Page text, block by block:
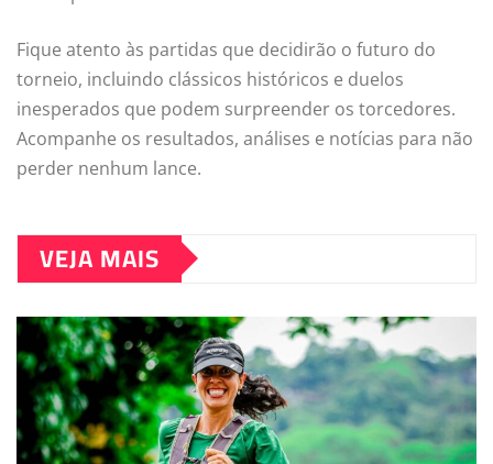
Fique atento às partidas que decidirão o futuro do
torneio, incluindo clássicos históricos e duelos
inesperados que podem surpreender os torcedores.
Acompanhe os resultados, análises e notícias para não
perder nenhum lance.
VEJA MAIS